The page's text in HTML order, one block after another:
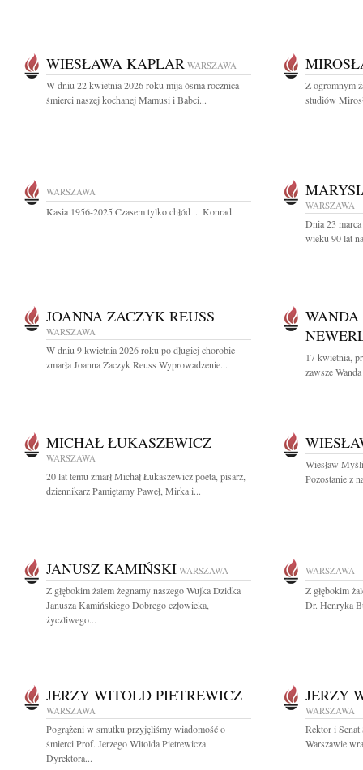
WIESŁAWA KAPLAR WARSZAWA
W dniu 22 kwietnia 2026 roku mija ósma rocznica
śmierci naszej kochanej Mamusi i Babci...
Z ogromnym
studiów
WARSZAWA
Kasia 1956-2025 Czasem tylko chłód ... Konrad WARSZAWA
Dnia 23
wieku 90 lat
JOANNA ZACZYK REUSS
WARSZAWA
W dniu 9 kwietnia 2026 roku po długiej chorobie
zmarła Joanna Zaczyk Reuss Wyprowadzenie...
17 kwietnia,
zawsze
MICHAŁ ŁUKASZEWICZ
WARSZAWA
20 lat temu zmarł Michał Łukaszewicz poeta, pisarz,
dziennikarz Pamiętamy Paweł, Mirka i...
Wiesław
Pozostanie z
JANUSZ KAMIŃSKI WARSZAWA
Z głębokim żalem żegnamy naszego Wujka Dzidka
Janusza Kamińskiego Dobrego człowieka,
życzliwego...
WARSZAWA
Z głębokim
Dr. Henryka
JERZY WITOLD PIETREWICZ
WARSZAWA
Pogrążeni w smutku przyjęliśmy wiadomość o
śmierci Prof. Jerzego Witolda Pietrewicza
Dyrektora...
JERZY
WARSZAWA
Rektor i
Warszawie